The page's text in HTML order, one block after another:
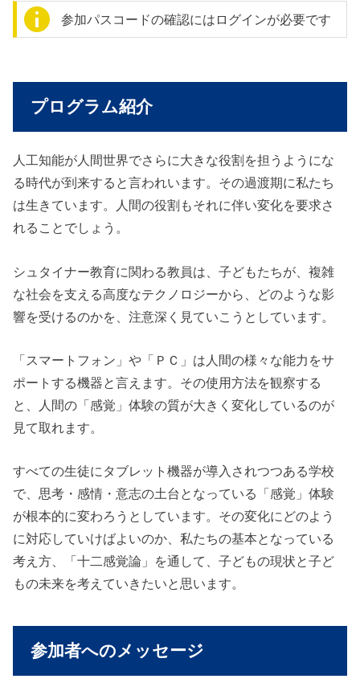
参加パスコードの確認にはログインが必要です
プログラム紹介
人工知能が人間世界でさらに大きな役割を担うようにな
る時代が到来すると言われいます。その過渡期に私たち
は生きています。人間の役割もそれに伴い変化を要求さ
れることでしょう。
シュタイナー教育に関わる教員は、子どもたちが、複雑
な社会を支える高度なテクノロジーから、どのような影
響を受けるのかを、注意深く見ていこうとしています。
「スマートフォン」や「ＰＣ」は人間の様々な能力をサ
ポートする機器と言えます。その使用方法を観察する
と、人間の「感覚」体験の質が大きく変化しているのが
見て取れます。
すべての生徒にタブレット機器が導入されつつある学校
で、思考・感情・意志の土台となっている「感覚」体験
が根本的に変わろうとしています。その変化にどのよう
に対応していけばよいのか、私たちの基本となっている
考え方、「十二感覚論」を通して、子どもの現状と子ど
もの未来を考えていきたいと思います。
参加者へのメッセージ